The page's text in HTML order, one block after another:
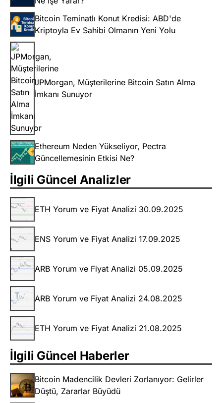
Bitcoin Teminatlı Konut Kredisi: ABD'de
Kriptoyla Ev Sahibi Olmanın Yeni Yolu
JPMorgan, Müşterilerine Bitcoin Satın Alma
İmkanı Sunuyor
Ethereum Neden Yükseliyor, Pectra
Güncellemesinin Etkisi Ne?
İlgili Güncel Analizler
ETH Yorum ve Fiyat Analizi 30.09.2025
ENS Yorum ve Fiyat Analizi 17.09.2025
ARB Yorum ve Fiyat Analizi 05.09.2025
ARB Yorum ve Fiyat Analizi 24.08.2025
ETH Yorum ve Fiyat Analizi 21.08.2025
İlgili Güncel Haberler
Bitcoin Madencilik Devleri Zorlanıyor: Gelirler
Düştü, Zararlar Büyüdü